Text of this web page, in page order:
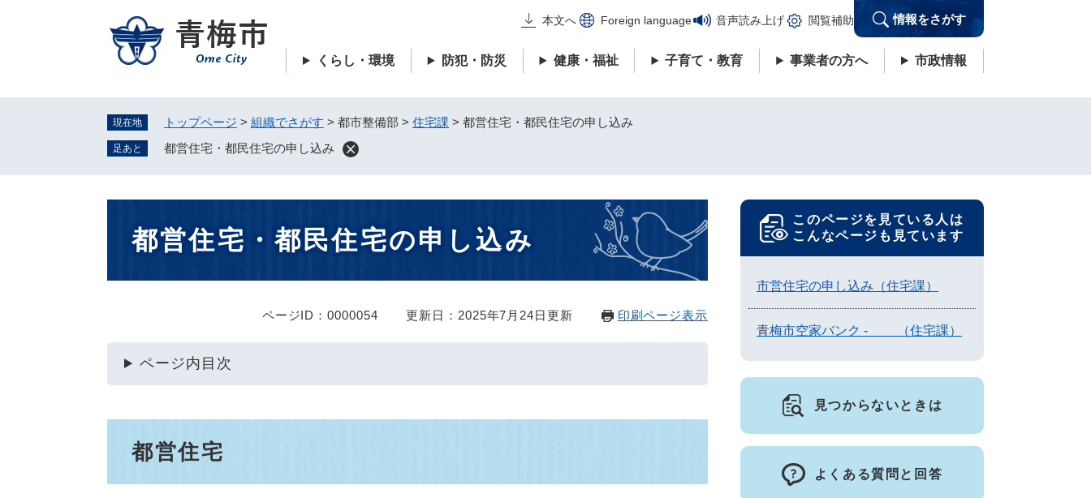
メニューを飛ばして本文へ
本文へ Foreign language 音声読み上げ 閲覧補助 情報をさがす
くらし・環境 防犯・防災 健康・福祉 子育て・教育 事業者の方へ 市政情報
現在地 トップページ > 組織でさがす > 都市整備部 > 住宅課 > 都営住宅・都民住宅の申し込み
足あと 都営住宅・都民住宅の申し込み
都営住宅・都民住宅の申し込み
ページID：0000054 更新日：2025年7月24日更新 印刷ページ表示
ページ内目次
都営住宅
このページを見ている人は
こんなページも見ています
市営住宅の申し込み（住宅課）
青梅市空家バンク - （住宅課）
見つからないときは
よくある質問と回答